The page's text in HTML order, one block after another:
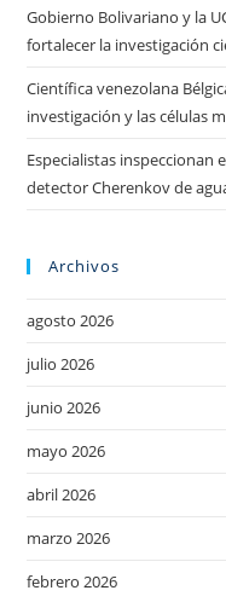
Gobierno Bolivariano y la
fortalecer la investigación
Científica venezolana
investigación y las células
Especialistas inspeccionan
detector Cherenkov de
Archivos
agosto 2026
julio 2026
junio 2026
mayo 2026
abril 2026
marzo 2026
febrero 2026